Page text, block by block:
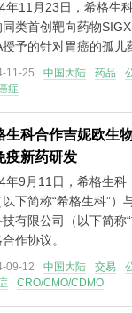
年11月23日，希格生
同类首创靶向药物
授予的针对胃癌的孤儿
11-25 中国大陆 药品
症
生科合作吉妮欧生
疫新药研发
年9月11日，希格生科
下简称“希格生科”）
有限公司（以下简称
作协议。
09-12 中国大陆 交易
CRO/CMO/CDMO